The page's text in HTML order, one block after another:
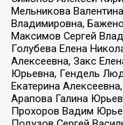
Мельникова
Владимировна,
Максимов Сергей
Голубева Елена
Алексеевна, Закс
Юрьевна, Гендель
Екатерина
Арапова Галина
Прохоров Вадим